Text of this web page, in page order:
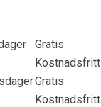
Gratis
Kostnadsfritt
Gratis
Kostnadsfritt